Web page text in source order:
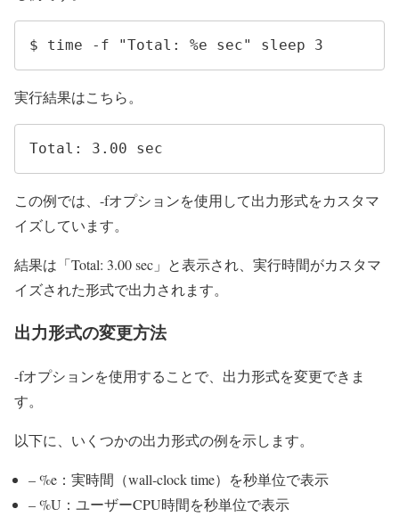
$ time -f "Total: %e sec" sleep 3
実行結果はこちら。
Total: 3.00 sec
この例では、-fオプションを使用して出力形式をカスタマ
イズしています。
結果は「Total: 3.00 sec」と表示され、実行時間がカスタマ
イズされた形式で出力されます。
出力形式の変更方法
-fオプションを使用することで、出力形式を変更できま
す。
以下に、いくつかの出力形式の例を示します。
– %e：実時間（wall-clock time）を秒単位で表示
– %U：ユーザーCPU時間を秒単位で表示